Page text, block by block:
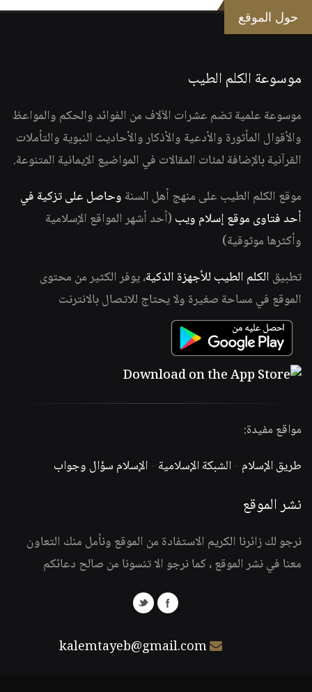
حول الموقع
موسوعة الكلم الطيب
موسوعة علمية تضم عشرات الآلاف من الفوائد والحكم والمواعظ
والأقوال المأثورة والأدعية والأذكار والأحاديث النبوية والتأملات
القرآنية بالإضافة لمئات المقالات في المواضيع الإيمانية المتنوعة.
موقع الكلم الطيب على منهج أهل السنة وحاصل على تزكية في
أحد فتاوى موقع إسلام ويب (أحد أشهر المواقع الإسلامية
وأكثرها موثوقية)
تطبيق الكلم الطيب للأجهزة الذكية، يوفر الكثير من محتوى
الموقع في مساحة صغيرة ولا يحتاج للاتصال بالانترنت
مواقع مفيدة:
طريق الإسلام -الشبكة الإسلامية -الإسلام سؤال وجواب
نشر الموقع
نرجو لك زائرنا الكريم الاستفادة من الموقع ونأمل منك التعاون
معنا في نشر الموقع ، كما نرجو الا تنسونا من صالح دعائكم
kalemtayeb@gmail.com